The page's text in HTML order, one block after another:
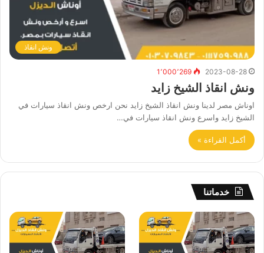
ونش انقاذ
2023-08-28 1٬000٬269
ونش انقاذ الشيخ زايد
اوناش مصر لدينا ونش انقاذ الشيخ زايد نحن ارخص ونش انقاذ سيارات في
الشيخ زايد واسرع ونش انقاذ سيارات في…
أكمل القراءة »
خدماتنا